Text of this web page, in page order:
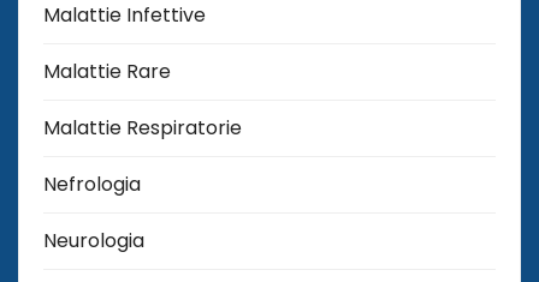
Malattie Infettive
Malattie Rare
Malattie Respiratorie
Nefrologia
Neurologia